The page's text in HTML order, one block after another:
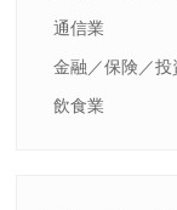
通信業
金融／保険／投
飲食業